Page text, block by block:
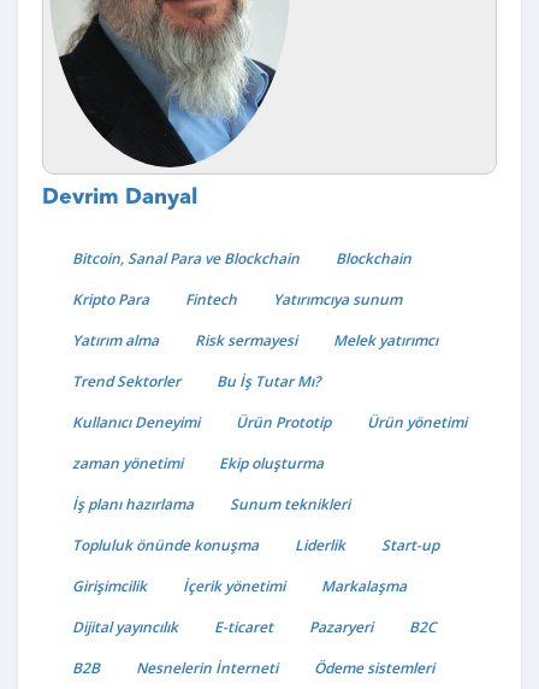
Devrim Danyal
Bitcoin, Sanal Para ve Blockchain
Blockchain
Kripto Para
Fintech
Yatırımcıya sunum
Yatırım alma
Risk sermayesi
Melek yatırımcı
Trend Sektorler
Bu İş Tutar Mı?
Kullanıcı Deneyimi
Ürün Prototip
Ürün yönetimi
zaman yönetimi
Ekip oluşturma
İş planı hazırlama
Sunum teknikleri
Topluluk önünde konuşma
Liderlik
Start-up
Girişimcilik
İçerik yönetimi
Markalaşma
Dijital yayıncılık
E-ticaret Pazaryeri
B2C
B2B
Nesnelerin İnterneti
Ödeme sistemleri